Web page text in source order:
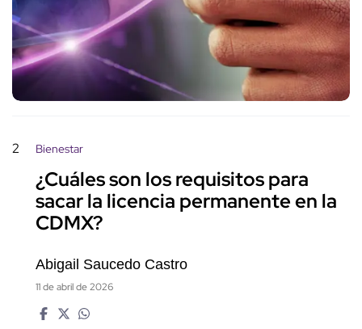
2 Bienestar
¿Cuáles son los requisitos para
sacar la licencia permanente en la
CDMX?
Abigail Saucedo Castro
11 de abril de 2026